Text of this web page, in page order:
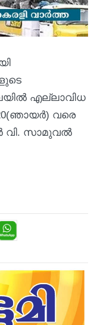
എല്ലാവിധ
വരെ
വി. സാമുവൽ